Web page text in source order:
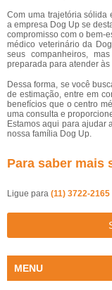
Com uma trajetória sólida
a empresa Dog Up se
compromisso com o bem-
médico veterinário da
seus companheiros,
preparada para atender
Dessa forma, se você
de estimação, entre em
benefícios que o centro
uma consulta e
Estamos aqui para ajudar
nossa família Dog Up.
Para saber mais
Ligue para (11) 3722-2165
MENU